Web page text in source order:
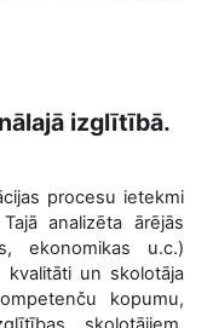
izglītībā.
procesu ietekmi
analizēta ārējās
ekonomikas u.c.)
un skolotāja
kopumu,